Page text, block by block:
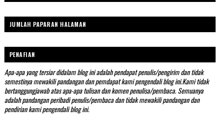
JUMLAH PAPARAN HALAMAN
PENAFIAN
Apa-apa yang tersiar didalam blog ini adalah pendapat penulis/pengirim dan tidak
semestinya mewakili pandangan dan pemdapat kami pengendali blog ini.Kami tidak
bertanggungjawab atas apa-apa tulisan dan komen penulisa/pembaca. Semuanya
adalah pandangan peribadi penulis/pembaca dan tidak mewakili pandangan dan
pendirian kami pengendali blog ini.